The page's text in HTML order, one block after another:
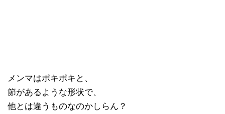
メンマはポキポキと、
節があるような形状で、
他とは違うものなのかしらん？